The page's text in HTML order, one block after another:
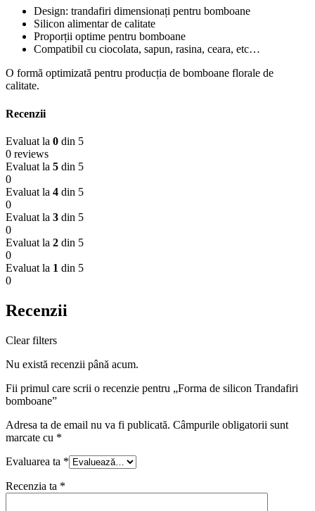
Design: trandafiri dimensionați pentru bomboane
Silicon alimentar de calitate
Proporții optime pentru bomboane
Compatibil cu ciocolata, sapun, rasina, ceara, etc…
O formă optimizată pentru producția de bomboane florale de
calitate.
Recenzii
Evaluat la 0 din 5
0 reviews
Evaluat la 5 din 5
0
Evaluat la 4 din 5
0
Evaluat la 3 din 5
0
Evaluat la 2 din 5
0
Evaluat la 1 din 5
0
Recenzii
Clear filters
Nu există recenzii până acum.
Fii primul care scrii o recenzie pentru „Forma de silicon Trandafiri
bomboane”
Adresa ta de email nu va fi publicată. Câmpurile obligatorii sunt
marcate cu *
Evaluarea ta *
Recenzia ta *